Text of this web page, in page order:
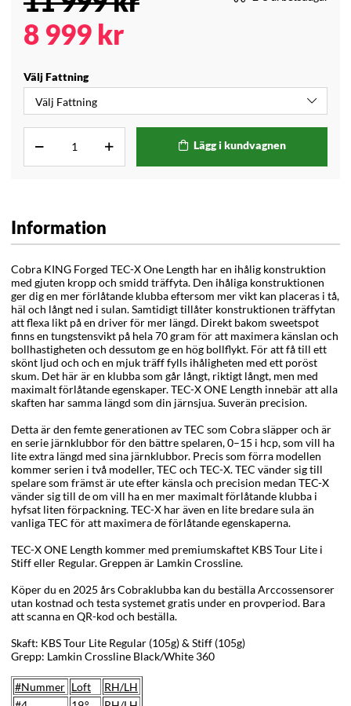
8 999 kr
Välj Fattning
Lägg i kundvagnen
Information
Cobra KING Forged TEC-X One Length har en ihålig konstruktion
med gjuten kropp och smidd träffyta. Den ihåliga konstruktionen
ger dig en mer förlåtande klubba eftersom mer vikt kan placeras i tå,
häl och långt ned i sulan. Samtidigt tillåter konstruktionen träffytan
att flexa likt på en driver för mer längd. Direkt bakom sweetspot
finns en tungstensvikt på hela 70 gram för att maximera känslan och
bollhastigheten och dessutom ge en hög bollflykt. För att få till ett
skönt ljud och och en mjuk träff fylls ihåligheten med ett poröst
skum. Det här är en klubba som går långt, riktigt långt, men med
maximalt förlåtande egenskaper. TEC-X ONE Length innebär att alla
skaften har samma längd som din järnsjua. Suverän precision.
Detta är den femte generationen av TEC som Cobra släpper och är
en serie järnklubbor för den bättre spelaren, 0–15 i hcp, som vill ha
lite extra längd med sina järnklubbor. Precis som förra modellen
kommer serien i två modeller, TEC och TEC-X. TEC vänder sig till
spelare som främst är ute efter känsla och precision medan TEC-X
vänder sig till de om vill ha en mer maximalt förlåtande klubba i
hyfsat liten förpackning. TEC-X har även en lite bredare sula än
vanliga TEC för att maximera de förlåtande egenskaperna.
TEC-X ONE Length kommer med premiumskaftet KBS Tour Lite i
Stiff eller Regular. Greppen är Lamkin Crossline.
Köper du en 2025 års Cobraklubba kan du beställa Arccossensorer
utan kostnad och testa systemet gratis under en provperiod. Bara
att scanna en QR-kod och beställa.
Skaft: KBS Tour Lite Regular (105g) & Stiff (105g)
Grepp: Lamkin Crossline Black/White 360
#Nummer Loft
RH/LH